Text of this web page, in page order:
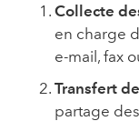
Collecte
en charge
e-mail, fax
Transfert
partage